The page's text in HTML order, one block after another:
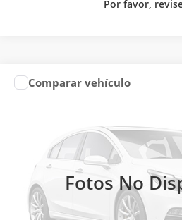
Por favor,
Fotos No
2026CHANGANALSVIN PLUS
LS6AABAFXTA961132Valores:603216
Disponible
Precio:
CLICK TO
Comparar vehículo